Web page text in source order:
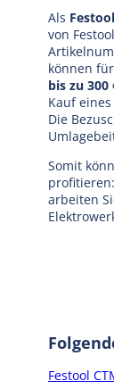
Als
von
können
bis zu
Kauf eines
Die
Somit
arbeiten
Festool